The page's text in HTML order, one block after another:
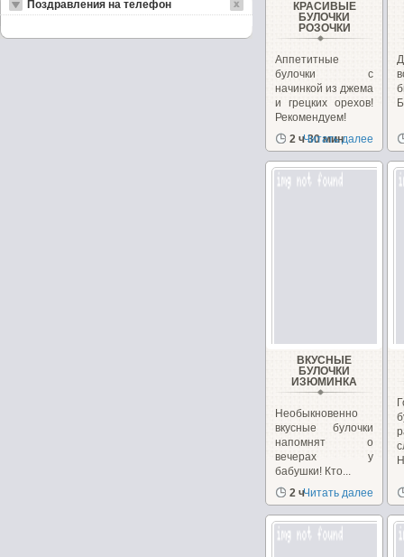
КРАСИВЫЕ
БУЛОЧКИ
РОЗОЧКИ
Аппетитные
булочки с
начинкой из джема
и грецких орехов!
Рекомендуем!
2 ч 30 мин
Читать далее
ВКУСНЫЕ
БУЛОЧКИ
ИЗЮМИНКА
Необыкновенно
вкусные булочки
напомнят о
вечерах у
бабушки! Кто...
2 чЧитать далее
Поздравления на телефон